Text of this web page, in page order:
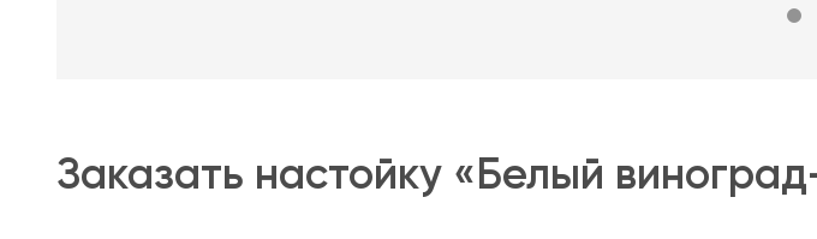
Заказать настойку «Белый